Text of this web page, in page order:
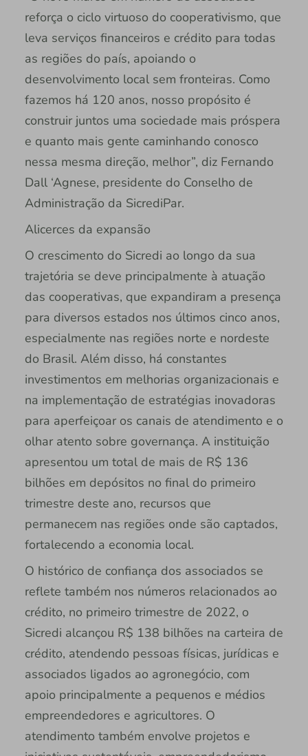
reforça o ciclo virtuoso do cooperativismo, que
leva serviços financeiros e crédito para todas
as regiões do país, apoiando o
desenvolvimento local sem fronteiras. Como
fazemos há 120 anos, nosso propósito é
construir juntos uma sociedade mais próspera
e quanto mais gente caminhando conosco
nessa mesma direção, melhor”, diz Fernando
Dall ‘Agnese, presidente do Conselho de
Administração da SicrediPar.
Alicerces da expansão
O crescimento do Sicredi ao longo da sua
trajetória se deve principalmente à atuação
das cooperativas, que expandiram a presença
para diversos estados nos últimos cinco anos,
especialmente nas regiões norte e nordeste
do Brasil. Além disso, há constantes
investimentos em melhorias organizacionais e
na implementação de estratégias inovadoras
para aperfeiçoar os canais de atendimento e o
olhar atento sobre governança. A instituição
apresentou um total de mais de R$ 136
bilhões em depósitos no final do primeiro
trimestre deste ano, recursos que
permanecem nas regiões onde são captados,
fortalecendo a economia local.
O histórico de confiança dos associados se
reflete também nos números relacionados ao
crédito, no primeiro trimestre de 2022, o
Sicredi alcançou R$ 138 bilhões na carteira de
crédito, atendendo pessoas físicas, jurídicas e
associados ligados ao agronegócio, com
apoio principalmente a pequenos e médios
empreendedores e agricultores. O
atendimento também envolve projetos e